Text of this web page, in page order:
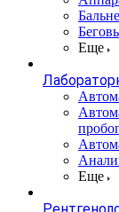
Еще
Еще